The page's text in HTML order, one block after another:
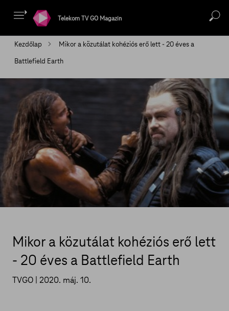
Telekom TV GO Magazin
Kezdőlap
Mikor a közutálat kohéziós erő lett - 20 éves a
Battlefield Earth
Mikor a közutálat kohéziós erő lett
- 20 éves a Battlefield Earth
TVGO | 2020. máj. 10.